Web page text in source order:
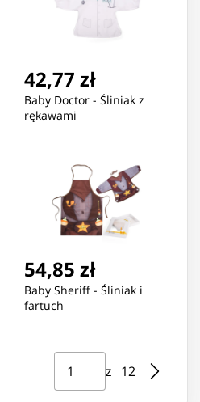
42,77 zł
Baby Doctor - Śliniak z
rękawami
54,85 zł
Baby Sheriff - Śliniak i
fartuch
Strona ⁨1⁩ z ⁨12⁩
z ⁨12⁩
Przejdź do strony